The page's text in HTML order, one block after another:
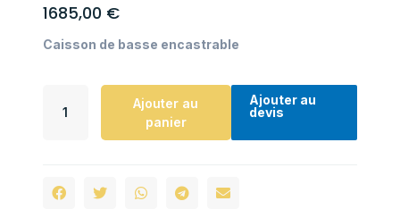
1685,00 €
Caisson de basse encastrable
Ajouter au
panier
Ajouter au
devis